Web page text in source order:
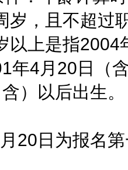
岁，且不超过
以上是指
年4月20日（
）以后出生。
日为报名第